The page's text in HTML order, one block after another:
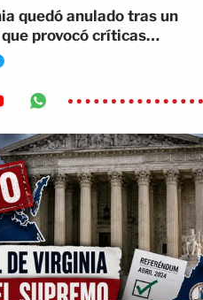
quedó anulado tras un
provocó críticas